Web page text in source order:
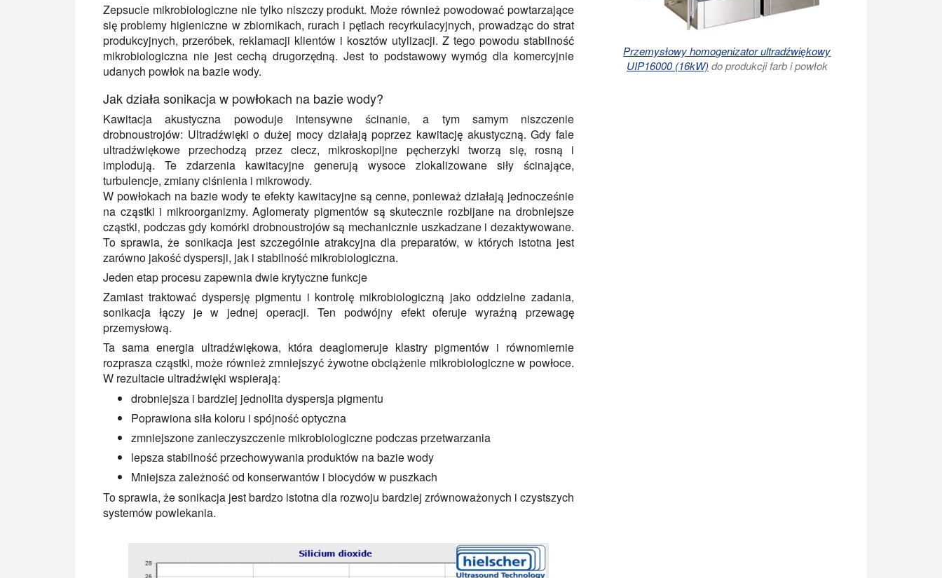
Zepsucie mikrobiologiczne nie tylko niszczy produkt. Może również powodować powtarzające
się problemy higieniczne w zbiornikach, rurach i pętlach recyrkulacyjnych, prowadząc do strat
produkcyjnych, przeróbek, reklamacji klientów i kosztów utylizacji. Z tego powodu stabilność
mikrobiologiczna nie jest cechą drugorzędną. Jest to podstawowy wymóg dla komercyjnie
udanych powłok na bazie wody.
Jak działa sonikacja w powłokach na bazie wody?
Kawitacja akustyczna powoduje intensywne ścinanie, a tym samym niszczenie
drobnoustrojów: Ultradźwięki o dużej mocy działają poprzez kawitację akustyczną. Gdy fale
ultradźwiękowe przechodzą przez ciecz, mikroskopijne pęcherzyki tworzą się, rosną i
implodują. Te zdarzenia kawitacyjne generują wysoce zlokalizowane siły ścinające,
turbulencje, zmiany ciśnienia i mikrowody.
W powłokach na bazie wody te efekty kawitacyjne są cenne, ponieważ działają jednocześnie
na cząstki i mikroorganizmy. Aglomeraty pigmentów są skutecznie rozbijane na drobniejsze
cząstki, podczas gdy komórki drobnoustrojów są mechanicznie uszkadzane i dezaktywowane.
To sprawia, że sonikacja jest szczególnie atrakcyjna dla preparatów, w których istotna jest
zarówno jakość dyspersji, jak i stabilność mikrobiologiczna.
Jeden etap procesu zapewnia dwie krytyczne funkcje
Zamiast traktować dyspersję pigmentu i kontrolę mikrobiologiczną jako oddzielne zadania,
sonikacja łączy je w jednej operacji. Ten podwójny efekt oferuje wyraźną przewagę
przemysłową.
Ta sama energia ultradźwiękowa, która deaglomeruje klastry pigmentów i równomiernie
rozprasza cząstki, może również zmniejszyć żywotne obciążenie mikrobiologiczne w powłoce.
W rezultacie ultradźwięki wspierają:
drobniejsza i bardziej jednolita dyspersja pigmentu
Poprawiona siła koloru i spójność optyczna
zmniejszone zanieczyszczenie mikrobiologiczne podczas przetwarzania
lepsza stabilność przechowywania produktów na bazie wody
Mniejsza zależność od konserwantów i biocydów w puszkach
To sprawia, że sonikacja jest bardzo istotna dla rozwoju bardziej zrównoważonych i czystszych
systemów powlekania.
Przemysłowy homogenizator ultradźwiękowy
UIP16000 (16kW) do produkcji farb i powłok